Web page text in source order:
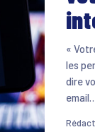
«
les
dire
email…